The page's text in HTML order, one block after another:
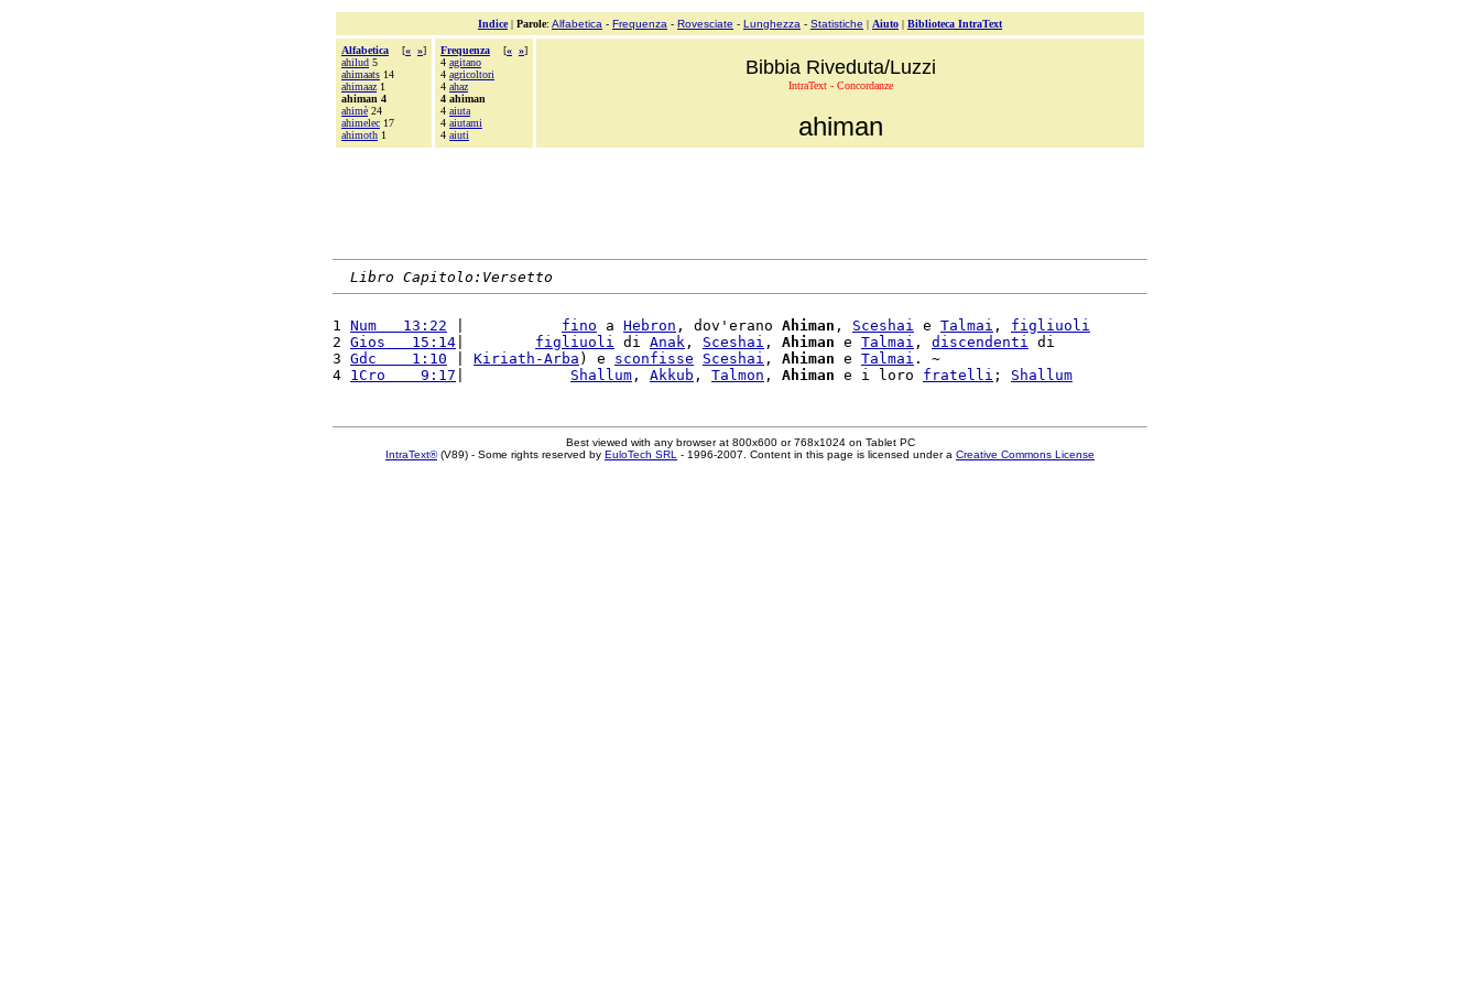
Indice| Parole: Alfabetica - Frequenza - Rovesciate - Lunghezza - Statistiche | Aiuto | Biblioteca IntraText
Alfabetica [« »]
ahilud 5
ahimaats 14
ahimaaz 1
ahiman 4
ahimè 24
ahimelec 17
ahimoth 1
Frequenza [« »]
4 agitano
4 agricoltori
4 ahaz
4 ahiman
4 aiuta
4 aiutami
4 aiuti
Bibbia Riveduta/Luzzi
IntraText - Concordanze
ahiman
Libro Capitolo:Versetto
1 Num   13:22 fino a Hebron , dov'erano Ahiman , Sceshai e Talmai , figliuoli
2 Gios   15:14 figliuoli di Anak , Sceshai , Ahiman e Talmai , discendenti di
3 Gdc    1:10 Kiriath-Arba ) e sconfisse Sceshai , Ahiman e Talmai . ~
4 1Cro    9:17 Shallum , Akkub , Talmon , Ahiman e i loro fratelli ; Shallum
Best viewed with any browser at 800x600 or 768x1024 on Tablet PC
IntraText®(V89) - Some rights reserved by EuloTech SRL - 1996-2007. Content in this page is licensed under a Creative Commons License